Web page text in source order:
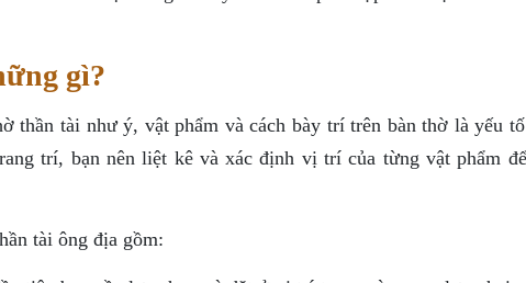
gì?
thần tài như ý, vật phẩm và cách bày trí trên bàn thờ là yếu
trí, bạn nên liệt kê và xác định vị trí của từng vật phẩm
tài ông địa gồm: